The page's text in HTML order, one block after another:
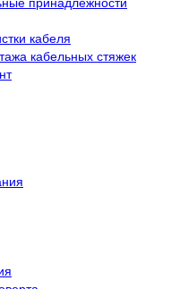
принадлежности
кабеля
кабельных стяжек